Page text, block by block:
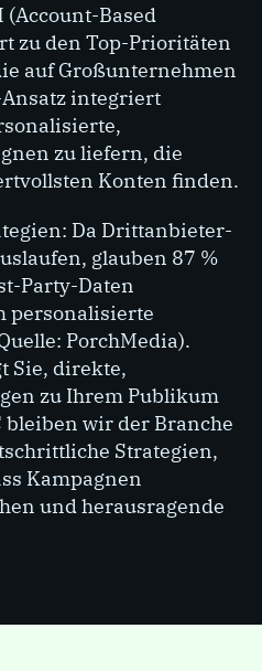
(Account-Based
zu den Top-Prioritäten
auf Großunternehmen
Ansatz integriert
zu liefern, die
Konten finden.
Da Drittanbieter-
glauben 87 %
Party-Daten
personalisierte
PorchMedia).
Sie, direkte,
zu Ihrem Publikum
bleiben wir der Branche
Strategien,
Kampagnen
und herausragende